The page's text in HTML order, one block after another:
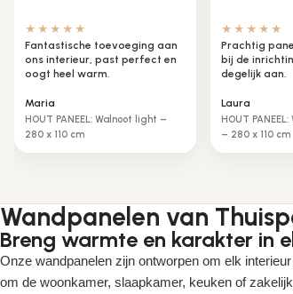
★★★★★
Fantastische toevoeging aan
ons interieur, past perfect en
oogt heel warm.
Maria
HOUT PANEEL: Walnoot light –
280 x 110 cm
★★★★★
Prachtig
bij de
degelijk aan.
Laura
HOUT
– 280 x 110 cm
Wandpanelen van
Breng warmte en karakter in
Onze wandpanelen zijn ontworpen om elk
om de woonkamer, slaapkamer, keuken of